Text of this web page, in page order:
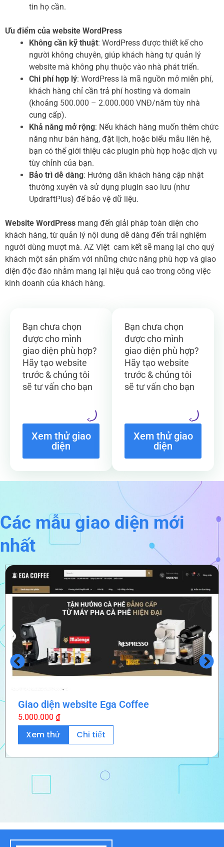
tin họ cần.
Ưu điểm của website WordPress
Không cần kỹ thuật: WordPress được thiết kế cho
người không chuyên, giúp khách hàng tự quản lý
website mà không phụ thuộc vào nhà phát triển.
Chi phí hợp lý: WordPress là mã nguồn mở miễn phí,
khách hàng chỉ cần trả phí hosting và domain
(khoảng 500.000 – 2.000.000 VNĐ/năm tùy nhà
cung cấp).
Khả năng mở rộng: Nếu khách hàng muốn thêm chức
năng như bán hàng, đặt lịch, hoặc biểu mẫu liên hệ,
bạn có thể giới thiệu các plugin phù hợp hoặc dịch vụ
tùy chỉnh của bạn.
Bảo trì dễ dàng: Hướng dẫn khách hàng cập nhật
thường xuyên và sử dụng plugin sao lưu (như
UpdraftPlus) để bảo vệ dữ liệu.
Website WordPress mang đến giải pháp toàn diện cho
khách hàng, từ quản lý nội dung dễ dàng đến trải nghiệm
người dùng mượt mà. AZ Việt cam kết sẽ mang lại cho quý
khách một sản phẩm với những chức năng phù hợp và giao
diện độc đáo nhằm mang lại hiệu quả cao trong công việc
kinh doanh của khách hàng.
Bạn chưa chọn
được cho mình
giao diện phù hợp?
Hãy tạo website
trước & chúng tôi
sẽ tư vấn cho bạn
Xem thử giao
diện
Bạn chưa chọn
được cho mình
giao diện phù hợp?
Hãy tạo website
trước & chúng tôi
sẽ tư vấn cho bạn
Xem thử giao
diện
Các mẫu giao diện mới
nhất
Giao diện website Ega Coffee
5.000.000 ₫
Xem thử Chi tiết